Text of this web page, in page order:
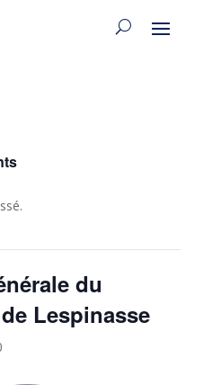
du
Lespinasse